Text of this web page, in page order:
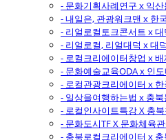
- 문화기획사례연구 x 익
- 내일은, 관광워크맨 x 한
- 리얼로컬토크콘서트 x
- 리얼로컬, 리얼대덕 x 대
- 로컬크리에이터창업 x
- 문화예술교육ODA x 인
- 로컬관광크리에이터 x
- 일상을여행하는법 x 충
- 로컬인사이트특강 X 충
- 문화도시TF X 문화체육
- 충북로컬크리에이터 x